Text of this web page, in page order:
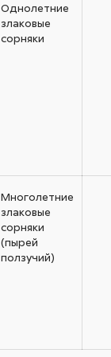
Однолетние
злаковые
сорняки
Многолетние
злаковые
сорняки
(пырей
ползучий)